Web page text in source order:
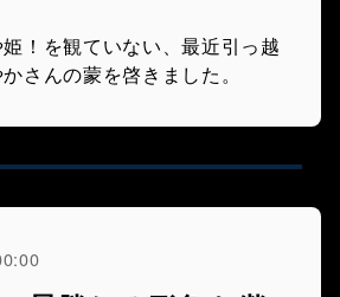
！を観ていない、最近引っ越
さんの蒙を啓きました。